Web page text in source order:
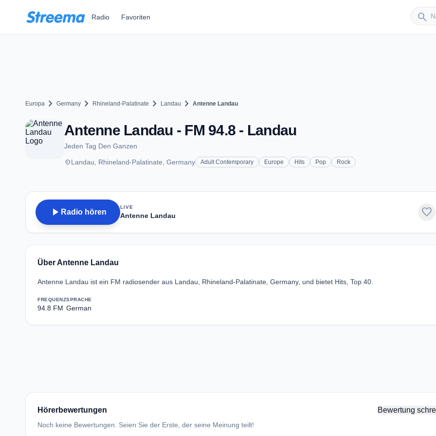
Radio Favoriten search
Europa chevron_right Germany chevron_right Rhineland-Palatinate chevron_right Landau chevron_right Antenne Landau
Antenne Landau - FM 94.8 - Landau
Jeden Tag Den Ganzen
placeLandau, Rhineland-Palatinate, Germany Adult Contemporary Europe Hits Pop Rock
play_arrow Radio hören
LIVE
Antenne Landau favorite
Über Antenne Landau
Antenne Landau ist ein FM radiosender aus Landau, Rhineland-Palatinate, Germany, und bietet Hits, Top 40.
FREQUENZ
94.8 FM
SPRACHE
German
Hörerbewertungen Bewertung
Noch keine Bewertungen. Seien Sie der Erste, der seine Meinung teilt!